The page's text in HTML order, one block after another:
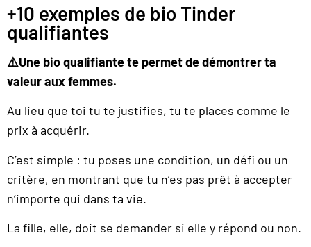
+10 exemples de bio Tinder
qualifiantes
⚠️Une bio qualifiante te permet de démontrer ta
valeur aux femmes.
Au lieu que toi tu te justifies, tu te places comme le
prix à acquérir.
C’est simple : tu poses une condition, un défi ou un
critère, en montrant que tu n’es pas prêt à accepter
n’importe qui dans ta vie.
La fille, elle, doit se demander si elle y répond ou non.